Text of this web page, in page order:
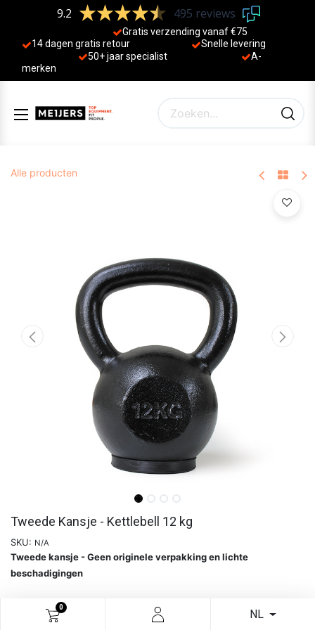
0
NL
9.2 495 reviews
Gratis verzending vanaf €75
14 dagen gratis retour
Sne lle levering
50+ jaar specialist
A-
merken
Alle producten
Tweede Kansje - Kettlebell 12 kg
SKU: N/A
Tweede kansje - Geen originele verpakking en lichte
beschadigingen
Meer info